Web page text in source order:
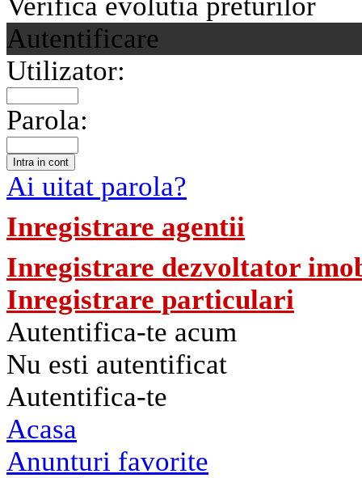
Autentificare
Utilizator:
Parola:
Ai uitat parola?
Inregistrare agentii
Inregistrare dezvoltator
Inregistrare particulari
Autentifica-te acum
Nu esti autentificat
Autentifica-te
Acasa
Anunturi favorite